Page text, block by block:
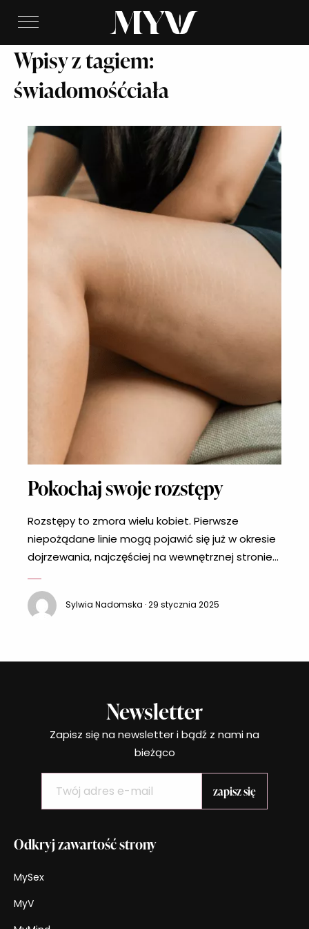
Wpisy z tagiem:
świadomośćciała
Pokochaj swoje rozstępy
Rozstępy to zmora wielu kobiet. Pierwsze
niepożądane linie mogą pojawić się już w okresie
dojrzewania, najczęściej na wewnętrznej stronie
podczas ciąży, kiedy skóra jeszcze mocniej
narażona jest na pojawienie się różnego rodzaju
estetycznej, wykorzystywać wysokiej jakości
Sylwia Nadomska · 29 stycznia 2025
Odkryj zawartość strony
MySex
MyV
Newsletter
Zapisz się na newsletter i bądź z nami na
bieżąco